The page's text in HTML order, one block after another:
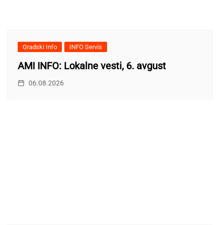
Gradski Info INFO Servis
AMI INFO: Lokalne vesti, 6. avgust
06.08.2026